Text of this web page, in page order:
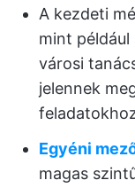
A kezdeti
mint például
városi
jelennek
Egyéni
magas